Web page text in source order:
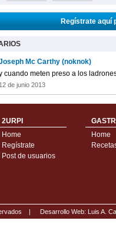
Regístrate aquí
Mc Carthy (noknok)
cuando meten preso a los
12 de junio 2013
2URPI
Home
Regístrate
Post de usuarios
Home
| Desarrollo Web: Luis